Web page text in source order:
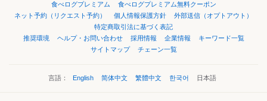
食べログプレミアム
食べログプレミアム無料クーポン
ネット予約（リクエスト予約）
個人情報保護方針
外部送信（オプトアウト）
特定商取引法に基づく表記
推奨環境
ヘルプ・お問い合わせ 採用情報 企業情報
キーワード一覧
サイトマップ
チェーン一覧
言語： English 简体中文 繁體中文 한국어 日本語